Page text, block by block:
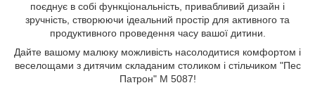
поєднує в собі функціональність, привабливий дизайн і
зручність, створюючи ідеальний простір для активного та
продуктивного проведення часу вашої дитини.
Дайте вашому малюку можливість насолодитися комфортом і
веселощами з дитячим складаним столиком і стільчиком "Пес
Патрон" M 5087!